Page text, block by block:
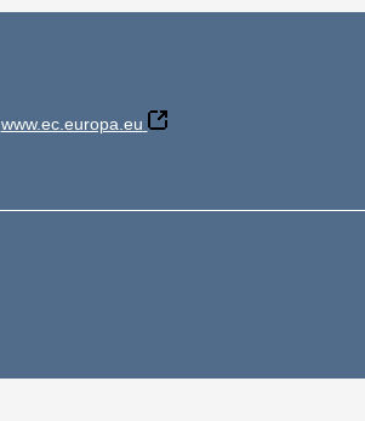
www.ec.europa.eu